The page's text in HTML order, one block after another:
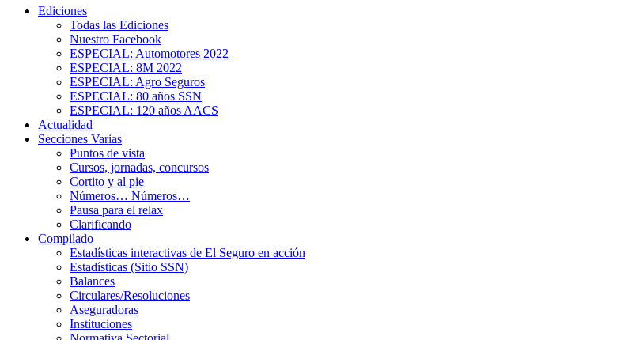
Ediciones
Todas las Ediciones
Nuestro Facebook
ESPECIAL: Automotores 2022
ESPECIAL: 8M 2022
ESPECIAL: Agro Seguros
ESPECIAL: 80 años SSN
ESPECIAL: 120 años AACS
Actualidad
Secciones Varias
Puntos de vista
Cursos, jornadas, concursos
Cortito y al pie
Números… Números…
Pausa para el relax
Clarificando
Compilado
Estadísticas interactivas de El Seguro en acción
Estadísticas (Sitio SSN)
Balances
Circulares/Resoluciones
Aseguradoras
Instituciones